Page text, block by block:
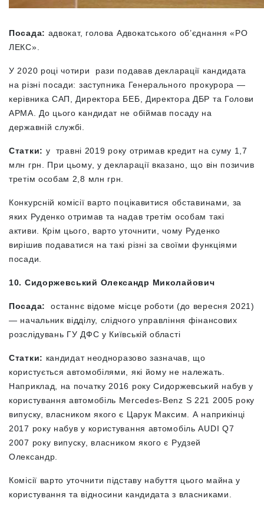
Посада: адвокат, голова Адвокатського об’єднання «РО
ЛЕКС».
У 2020 році чотири рази подавав декларації кандидата
на різні посади: заступника Генерального прокурора —
керівника САП, Директора БЕБ, Директора ДБР та Голови
АРМА. До цього кандидат не обіймав посаду на
державній службі.
Статки: у травні 2019 року отримав кредит на суму 1,7
млн грн. При цьому, у декларації вказано, що він позичив
третім особам 2,8 млн грн.
Конкурсній комісії варто поцікавитися обставинами, за
яких Руденко отримав та надав третім особам такі
активи. Крім цього, варто уточнити, чому Руденко
вирішив подаватися на такі різні за своїми функціями
посади.
10. Сидоржевський Олександр Миколайович
Посада:
останнє відоме місце роботи (до вересня 2021)
— начальник відділу, слідчого управління фінансових
розслідувань ГУ ДФС у Київській області
Статки: кандидат неодноразово зазначав, що
користується автомобілями, які йому не належать.
Наприклад, на початку 2016 року Сидоржевський набув у
користування автомобіль Mercedes-Benz S 221 2005 року
випуску, власником якого є Царук Максим. А наприкінці
2017 року набув у користування автомобіль AUDI Q7
2007 року випуску, власником якого є Рудзей
Олександр.
Комісії варто уточнити підставу набуття цього майна у
користування та відносини кандидата з власниками.